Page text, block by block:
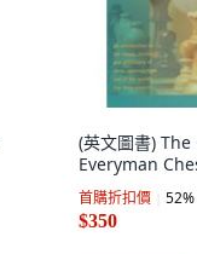
(英文圖書)
Everyman
首購折扣價 52%
$350